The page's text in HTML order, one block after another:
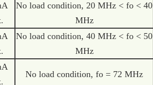
No load condition, 20 MHz < fo < 40
MHz
No load condition, 40 MHz < fo < 50
MHz
No load condition, fo = 72 MHz